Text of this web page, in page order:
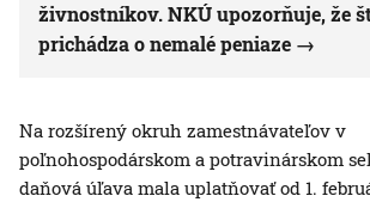
živnostníkov. NKÚ upozorňuje, že
prichádza o nemalé peniaze
Na rozšírený okruh zamestnávateľov v
poľnohospodárskom a potravinárskom
daňová úľava mala uplatňovať od 1.